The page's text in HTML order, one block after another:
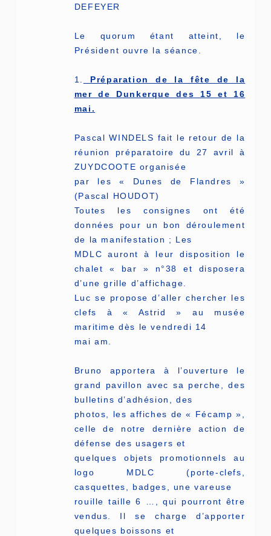
DEFEYER
Le quorum étant atteint, le
Président ouvre la séance.
1.
Préparation de la fête de la
mer de Dunkerque des 15 et 16
mai.
Pascal WINDELS fait le retour de la
réunion préparatoire du 27 avril à
ZUYDCOOTE organisée
par les « Dunes de Flandres »
(Pascal HOUDOT)
Toutes les consignes ont été
données pour un bon déroulement
de la manifestation ; Les
MDLC auront à leur disposition le
chalet « bar » n°38 et disposera
d’une grille d’affichage.
Luc se propose d’aller chercher les
clefs à « Astrid » au musée
maritime dès le vendredi 14
mai am.
Bruno apportera à l’ouverture le
grand pavillon avec sa perche, des
bulletins d’adhésion, des
photos, les affiches de « Fécamp »,
celle de notre dernière action de
défense des usagers et
quelques objets promotionnels au
logo MDLC (porte-clefs,
casquettes, badges, une vareuse
rouille taille 6 …, qui pourront être
vendus. Il se charge d’apporter
quelques boissons et